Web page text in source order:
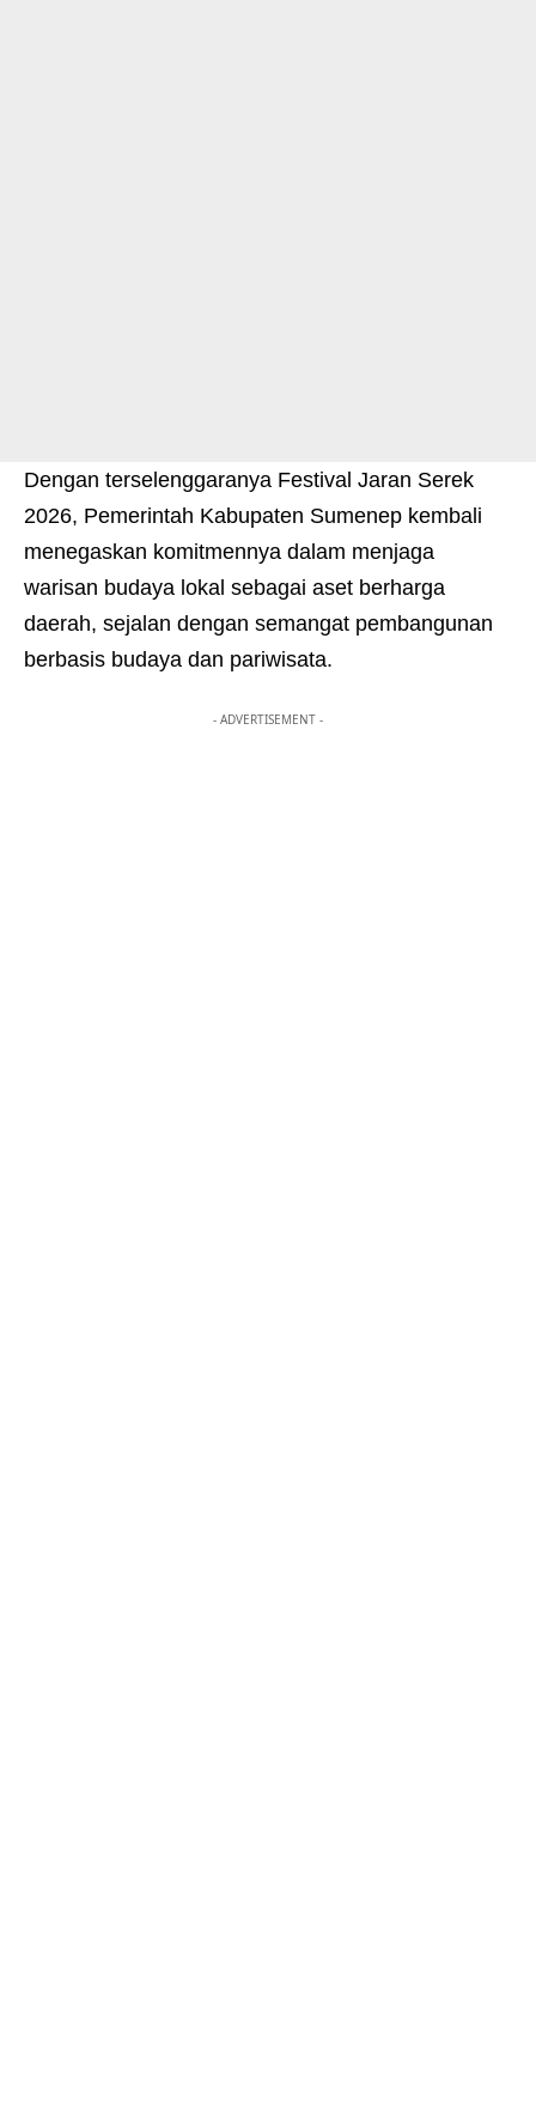
Dengan terselenggaranya Festival Jaran Serek
2026, Pemerintah Kabupaten Sumenep kembali
menegaskan komitmennya dalam menjaga
warisan budaya lokal sebagai aset berharga
daerah, sejalan dengan semangat pembangunan
berbasis budaya dan pariwisata.
- ADVERTISEMENT -